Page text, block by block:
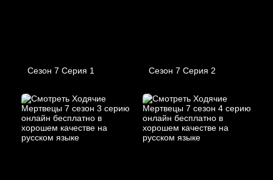
Сезон 7 Серия 1 Сезон 7 Серия 2